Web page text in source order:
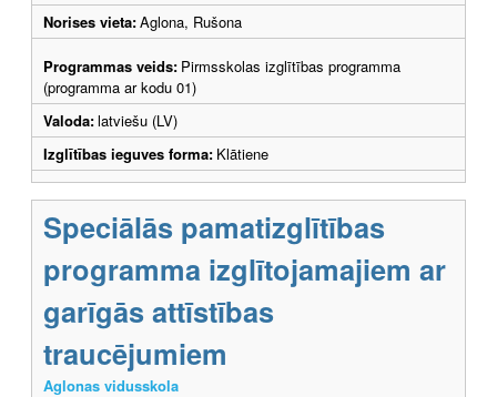
Norises vieta:Aglona, Rušona
Programmas veids: Pirmsskolas izglītības programma
(programma ar kodu 01)
Valoda:latviešu (LV)
Izglītības ieguves forma: Klātiene
Speciālās pamatizglītības
programma izglītojamajiem ar
garīgās attīstības
traucējumiem
Aglonas vidusskola